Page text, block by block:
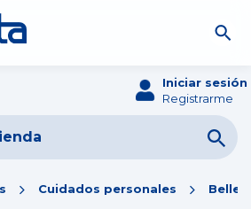
Iniciar sesión
Registrarme
Cuidados personales